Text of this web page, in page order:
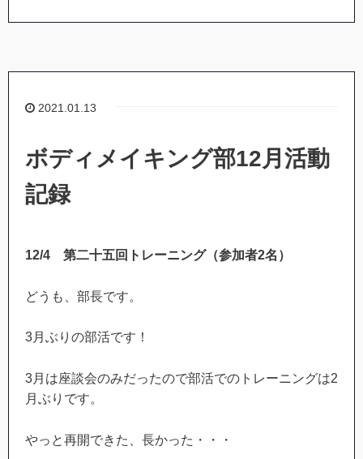
2021.01.13
ボディメイキング部12月活動
記録
12/4 第二十五回トレーニング（参加者2名）
どうも、部長です。
3月ぶりの部活です！
3月は座談会のみだったので部活でのトレーニングは2
月ぶりです。
やっと再開できた、長かった・・・